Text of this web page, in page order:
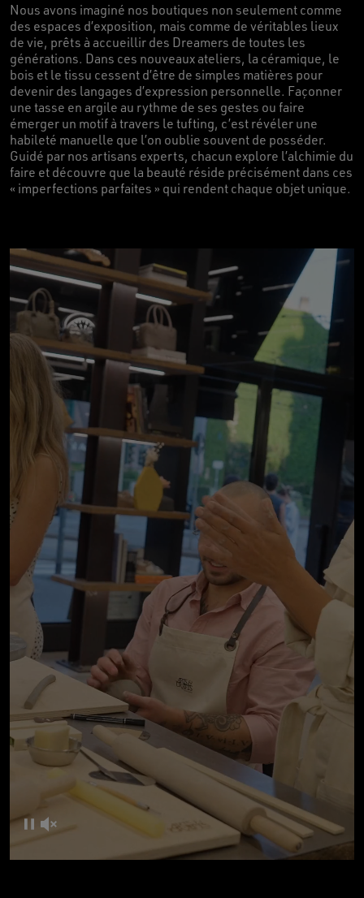
Nous avons imaginé nos boutiques non seulement comme
des espaces d’exposition, mais comme de véritables lieux
de vie, prêts à accueillir des Dreamers de toutes les
générations. Dans ces nouveaux ateliers, la céramique, le
bois et le tissu cessent d’être de simples matières pour
devenir des langages d’expression personnelle. Façonner
une tasse en argile au rythme de ses gestes ou faire
émerger un motif à travers le tufting, c’est révéler une
habileté manuelle que l’on oublie souvent de posséder.
Guidé par nos artisans experts, chacun explore l’alchimie du
faire et découvre que la beauté réside précisément dans ces
« imperfections parfaites » qui rendent chaque objet unique.